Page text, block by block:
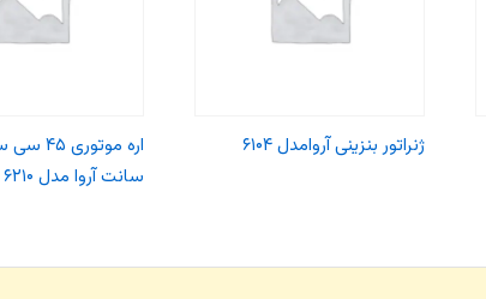
ژنراتور بنزینی آروامدل ۶۱۰۴
سانت آروا مدل ۶۲۱۰